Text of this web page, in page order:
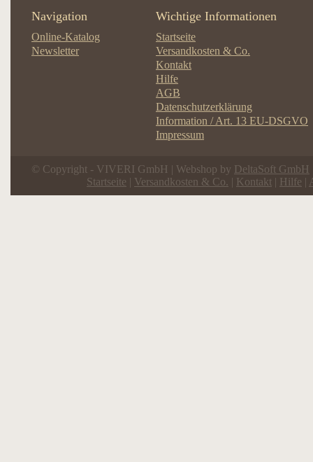
Navigation
Online-Katalog
Newsletter
Wichtige Informationen
Startseite
Versandkosten & Co.
Kontakt
Hilfe
AGB
Datenschutzerklärung
Information / Art. 13 EU-DSGVO
Impressum
© Copyright - VIVERI GmbH | Webshop by DeltaSoft GmbH
Startseite | Versandkosten & Co. | Kontakt | Hilfe |